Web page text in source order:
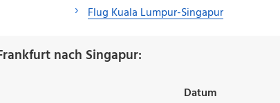
Flug Kuala Lumpur-Singapur
nach Singapur:
Datum